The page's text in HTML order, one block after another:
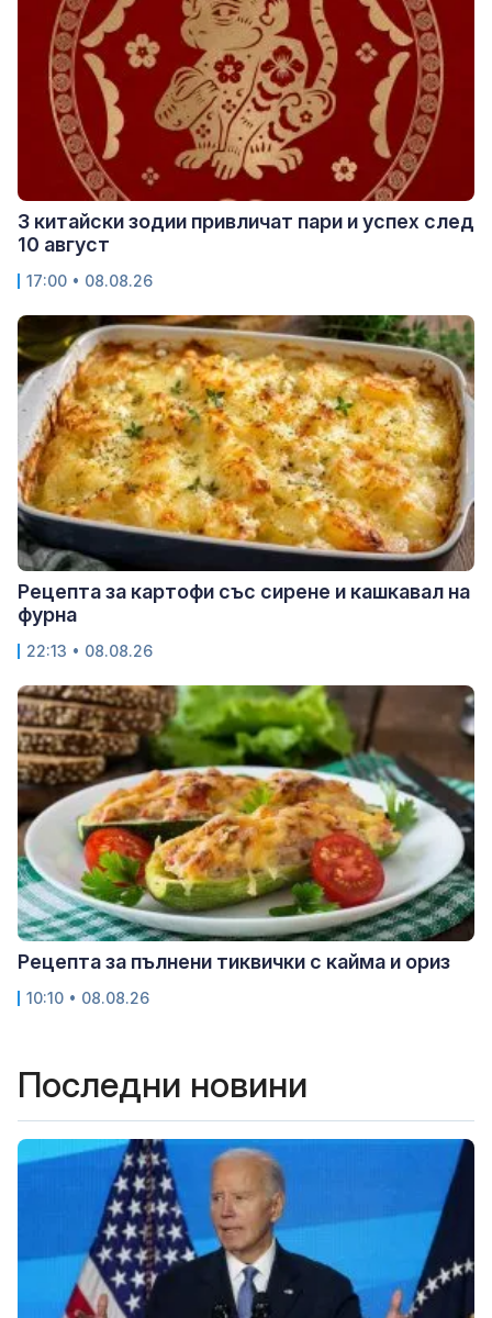
3 китайски зодии привличат пари и успех след
10 август
17:00 • 08.08.26
Рецепта за картофи със сирене и кашкавал на
фурна
22:13 • 08.08.26
Рецепта за пълнени тиквички с кайма и ориз
10:10 • 08.08.26
Последни новини